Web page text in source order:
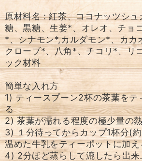
原材料名 : 紅茶、ココナッツシ
糖、黒糖、生姜*、オレオ、チョ
*、シナモン*,カルダモン*、カカ
クローブ*、八角*、チコリ*、リ
ック材料
簡単な入れ方
1) ティースプーン2杯の茶葉をテ
る
2) 茶葉が濡れる程度の極少量の
3) １分待ってからカップ1杯分(
温めた牛乳をティーポットに加え
4) 2分ほど蒸らして漉したら出来